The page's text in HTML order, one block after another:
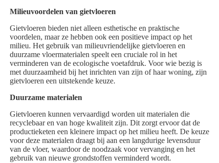
Milieuvoordelen van gietvloeren
Gietvloeren bieden niet alleen esthetische en praktische
voordelen, maar ze hebben ook een positieve impact op het
milieu. Het gebruik van milieuvriendelijke gietvloeren en
duurzame vloermaterialen speelt een cruciale rol in het
verminderen van de ecologische voetafdruk. Voor wie bezig is
met duurzaamheid bij het inrichten van zijn of haar woning, zijn
gietvloeren een uitstekende keuze.
Duurzame materialen
Gietvloeren kunnen vervaardigd worden uit materialen die
recyclebaar en van hoge kwaliteit zijn. Dit zorgt ervoor dat de
productieketen een kleinere impact op het milieu heeft. De keuze
voor deze materialen draagt bij aan een langdurige levensduur
van de vloer, waardoor de noodzaak voor vervanging en het
gebruik van nieuwe grondstoffen verminderd wordt.